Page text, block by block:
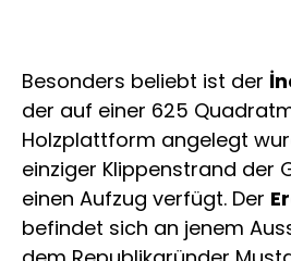
Besonders beliebt ist der
der auf einer 625
Holzplattform angelegt
einziger Klippenstrand der
einen Aufzug verfügt. Der
befindet sich an jenem